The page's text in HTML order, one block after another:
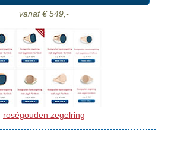
vanaf € 549,-
roségouden zegelring